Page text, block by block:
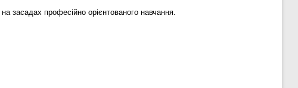
засадах професійно орієнтованого навчання.